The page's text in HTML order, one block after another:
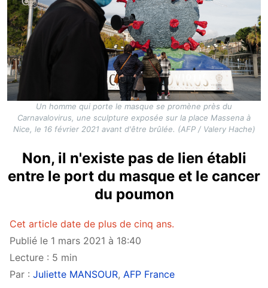
Un homme qui porte le masque se promène près du
Carnavalovirus, une sculpture exposée sur la place Massena à
Nice, le 16 février 2021 avant d'être brûlée. (AFP / Valery Hache)
Non, il n'existe pas de lien établi
entre le port du masque et le cancer
du poumon
Cet article date de plus de cinq ans.
Publié le 1 mars 2021 à 18:40
Lecture : 5 min
Par : Juliette MANSOUR, AFP France